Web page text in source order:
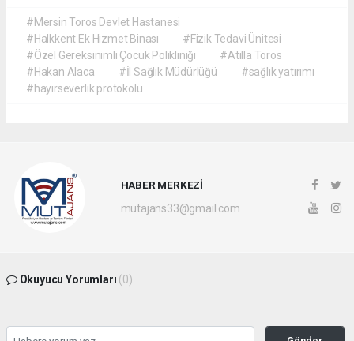
#Mersin Toros Devlet Hastanesi
#Halkkent Ek Hizmet Binası
#Fizik Tedavi Ünitesi
#Özel Gereksinimli Çocuk Polikliniği
#Atilla Toros
#Hakan Alaca
#İl Sağlık Müdürlüğü
#sağlık yatırımı
#hayırseverlik protokolü
HABER MERKEZİ
mutajans33@gmail.com
Okuyucu Yorumları (0)